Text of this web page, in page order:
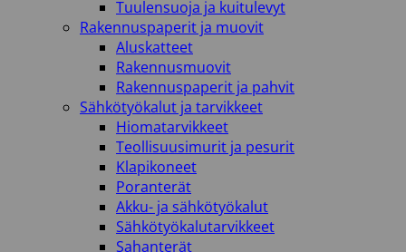
Tuulensuoja ja kuitulevyt
Rakennuspaperit ja muovit
Aluskatteet
Rakennusmuovit
Rakennuspaperit ja pahvit
Sähkötyökalut ja tarvikkeet
Hiomatarvikkeet
Teollisuusimurit ja pesurit
Klapikoneet
Poranterät
Akku- ja sähkötyökalut
Sähkötyökalutarvikkeet
Sahanterät